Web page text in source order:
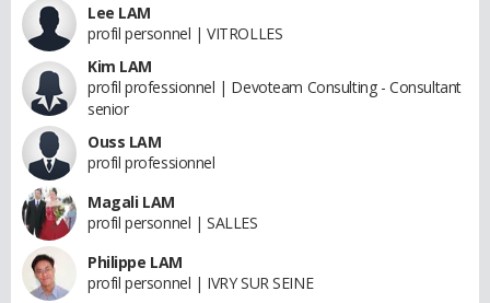
Lee LAM
profil personnel | VITROLLES
Kim LAM
profil professionnel | Devoteam Consulting - Consultant
senior
Ouss LAM
profil professionnel
Magali LAM
profil personnel | SALLES
Philippe LAM
profil personnel | IVRY SUR SEINE